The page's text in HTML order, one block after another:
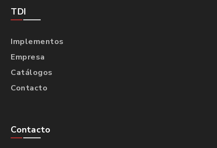
TDI
Implementos
Empresa
Catálogos
Contacto
Contacto